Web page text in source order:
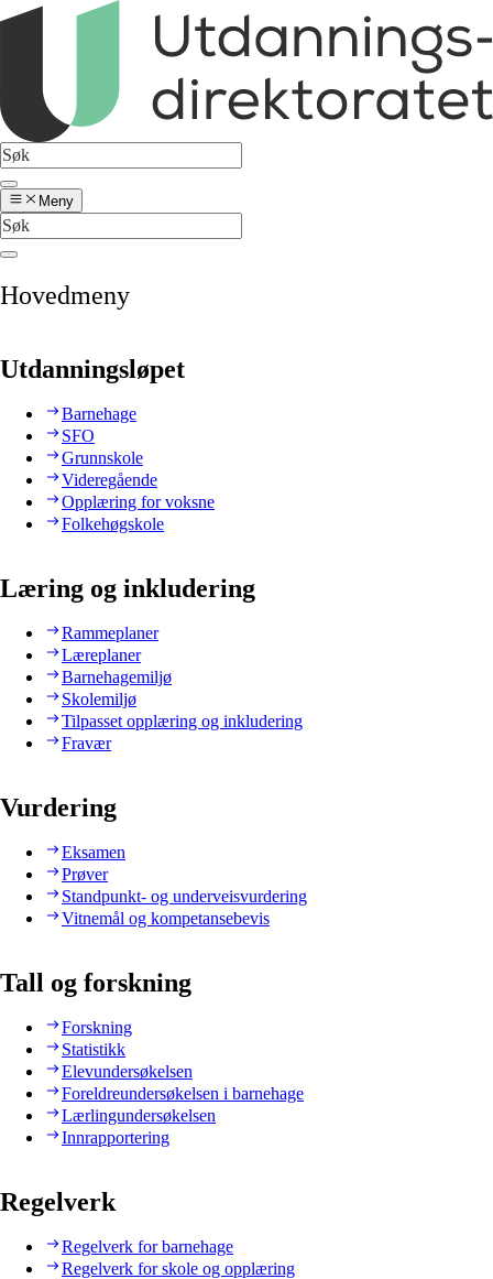
Meny
Hovedmeny
Utdanningsløpet
Barnehage
SFO
Grunnskole
Videregående
Opplæring for voksne
Folkehøgskole
Læring og inkludering
Rammeplaner
Læreplaner
Barnehagemiljø
Skolemiljø
Tilpasset opplæring og inkludering
Fravær
Vurdering
Eksamen
Prøver
Standpunkt- og underveisvurdering
Vitnemål og kompetansebevis
Tall og forskning
Forskning
Statistikk
Elevundersøkelsen
Foreldreundersøkelsen i barnehage
Lærlingundersøkelsen
Innrapportering
Regelverk
Regelverk for barnehage
Regelverk for skole og opplæring